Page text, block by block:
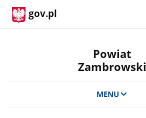
gov.pl
Powiat
Zambrowski
MENU